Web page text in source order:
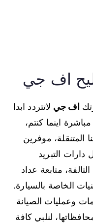
اف جي
اف جي لاتتردد ابدا
اينما كنتم،
المتنقلة، موفرين
دارات التبريد
متابعة عداد
الخاصة بالسيارة.
وعمليات الصيانة
لنلبي كافة